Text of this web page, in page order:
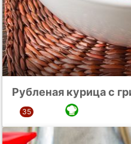
Рубленая курица с